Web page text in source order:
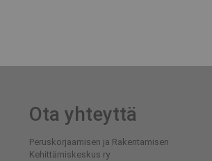
Ota yhteyttä
Peruskorjaamisen ja Rakentamisen
Kehittämiskeskus ry